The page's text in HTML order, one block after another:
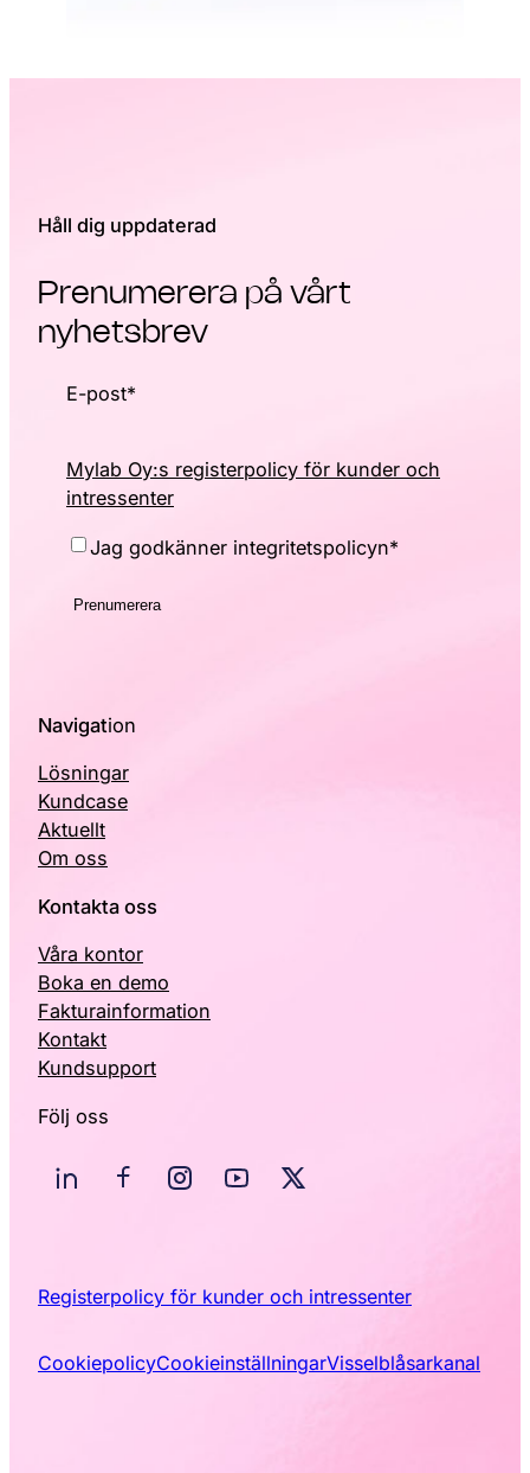
Håll dig uppdaterad
Prenumerera på vårt
nyhetsbrev
E-post*
Mylab Oy:s registerpolicy för kunder och
intressenter
Consent*
Jag godkänner integritetspolicyn*
Navigation
Lösningar
Kundcase
Aktuellt
Om oss
Kontakta oss
Våra kontor
Boka en demo
Fakturainformation
Kontakt
Kundsupport
Följ oss
Registerpolicy för kunder och intressenter
CookiepolicyCookieinställningarVisselblåsarkanal